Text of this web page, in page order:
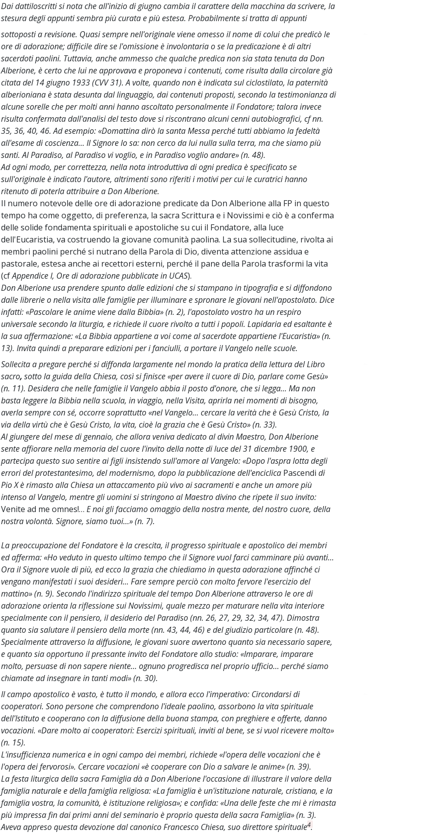
Dai dattiloscritti si nota che all'inizio di giugno cambia il carattere della macchina da scrivere, la
stesura degli appunti sembra più curata e più estesa. Probabilmente si tratta di appunti
sottoposti a revisione. Quasi sempre nell'originale viene omesso il nome di colui che predicò le
ore di adorazione; difficile dire se l'omissione è involontaria o se la predicazione è di altri
sacerdoti paolini. Tuttavia, anche ammesso che qualche predica non sia stata tenuta da Don
Alberione, è certo che lui ne approvava e proponeva i contenuti, come risulta dalla circolare già
citata del 14 giugno 1933 (CVV 31). A volte, quando non è indicata sul ciclostilato, la paternità
alberioniana è stata desunta dal linguaggio, dai contenuti proposti, secondo la testimonianza di
alcune sorelle che per molti anni hanno ascoltato personalmente il Fondatore; talora invece
risulta confermata dall'analisi del testo dove si riscontrano alcuni cenni autobiografici, cf nn.
35, 36, 40, 46. Ad esempio: «Domattina dirò la santa Messa perché tutti abbiamo la fedeltà
all'esame di coscienza… Il Signore lo sa: non cerco da lui nulla sulla terra, ma che siamo più
santi. Al Paradiso, al Paradiso vi voglio, e in Paradiso voglio andare» (n. 48).
Ad ogni modo, per correttezza, nella nota introduttiva di ogni predica è specificato se
sull'originale è indicato l'autore, altrimenti sono riferiti i motivi per cui le curatrici hanno
ritenuto di poterla attribuire a Don Alberione.
Il numero notevole delle ore di adorazione predicate da Don Alberione alla FP in questo
tempo ha come oggetto, di preferenza, la sacra Scrittura e i Novissimi e ciò è a conferma
delle solide fondamenta spirituali e apostoliche su cui il Fondatore, alla luce
dell'Eucaristia, va costruendo la giovane comunità paolina. La sua sollecitudine, rivolta ai
membri paolini perché si nutrano della Parola di Dio, diventa attenzione assidua e
pastorale, estesa anche ai recettori esterni, perché il pane della Parola trasformi la vita
(cfAppendice I, Ore di adorazione pubblicate in UCAS).
Don Alberione usa prendere spunto dalle edizioni che si stampano in tipografia e si diffondono
dalle librerie o nella visita alle famiglie per illuminare e spronare le giovani nell'apostolato. Dice
infatti: «Pascolare le anime viene dalla Bibbia» (n. 2), l'apostolato vostro ha un respiro
universale secondo la liturgia, e richiede il cuore rivolto a tutti i popoli. Lapidaria ed esaltante è
la sua affermazione: «La Bibbia appartiene a voi come al sacerdote appartiene l'Eucaristia» (n.
13). Invita quindi a preparare edizioni per i fanciulli, a portare il Vangelo nelle scuole.
Sollecita a pregare perché si diffonda largamente nel mondo la pratica della lettura del Libro
sacro, sotto la guida della Chiesa, così si finisce «per avere il cuore di Dio, parlare come Gesù»
(n. 11). Desidera che nelle famiglie il Vangelo abbia il posto d'onore, che si legga… Ma non
basta leggere la Bibbia nella scuola, in viaggio, nella Visita, aprirla nei momenti di bisogno,
averla sempre con sé, occorre soprattutto «nel Vangelo... cercare la verità che è Gesù Cristo, la
via della virtù che è Gesù Cristo, la vita, cioè la grazia che è Gesù Cristo» (n. 33).
Al giungere del mese di gennaio, che allora veniva dedicato al divin Maestro, Don Alberione
sente affiorare nella memoria del cuore l'invito della notte di luce del 31 dicembre 1900, e
partecipa questo suo sentire ai figli insistendo sull'amore al Vangelo: «Dopo l'aspra lotta degli
errori del protestantesimo, del modernismo, dopo la pubblicazione dell'enciclica Pascendi di
Pio X è rimasto alla Chiesa un attaccamento più vivo ai sacramenti e anche un amore più
intenso al Vangelo, mentre gli uomini si stringono al Maestro divino che ripete il suo invito:
Venite ad me omnes!… E noi gli facciamo omaggio della nostra mente, del nostro cuore, della
nostra volontà. Signore, siamo tuoi…» (n. 7).
La preoccupazione del Fondatore è la crescita, il progresso spirituale e apostolico dei membri
ed afferma: «Ho veduto in questo ultimo tempo che il Signore vuol farci camminare più avanti…
Ora il Signore vuole di più, ed ecco la grazia che chiediamo in questa adorazione affinché ci
vengano manifestati i suoi desideri... Fare sempre perciò con molto fervore l'esercizio del
mattino» (n. 9). Secondo l'indirizzo spirituale del tempo Don Alberione attraverso le ore di
adorazione orienta la riflessione sui Novissimi, quale mezzo per maturare nella vita interiore
specialmente con il pensiero, il desiderio del Paradiso (nn. 26, 27, 29, 32, 34, 47). Dimostra
quanto sia salutare il pensiero della morte (nn. 43, 44, 46) e del giudizio particolare (n. 48).
Specialmente attraverso la diffusione, le giovani suore avvertono quanto sia necessario sapere,
e quanto sia opportuno il pressante invito del Fondatore allo studio: «Imparare, imparare
molto, persuase di non sapere niente… ognuno progredisca nel proprio ufficio… perché siamo
chiamate ad insegnare in tanti modi» (n. 30).
Il campo apostolico è vasto, è tutto il mondo, e allora ecco l'imperativo: Circondarsi di
cooperatori. Sono persone che comprendono l'ideale paolino, assorbono la vita spirituale
dell'Istituto e cooperano con la diffusione della buona stampa, con preghiere e offerte, danno
vocazioni. «Dare molto ai cooperatori: Esercizi spirituali, inviti al bene, se si vuol ricevere molto»
(n. 15).
L'insufficienza numerica e in ogni campo dei membri, richiede «l'opera delle vocazioni che è
l'opera dei fervorosi». Cercare vocazioni «è cooperare con Dio a salvare le anime» (n. 39).
La festa liturgica della sacra Famiglia dà a Don Alberione l'occasione di illustrare il valore della
famiglia naturale e della famiglia religiosa: «La famiglia è un'istituzione naturale, cristiana, e la
famiglia vostra, la comunità, è istituzione religiosa»; e confida: «Una delle feste che mi è rimasta
più impressa fin dai primi anni del seminario è proprio questa della sacra Famiglia» (n. 3).
Aveva appreso questa devozione dal canonico Francesco Chiesa, suo direttore spirituale4.